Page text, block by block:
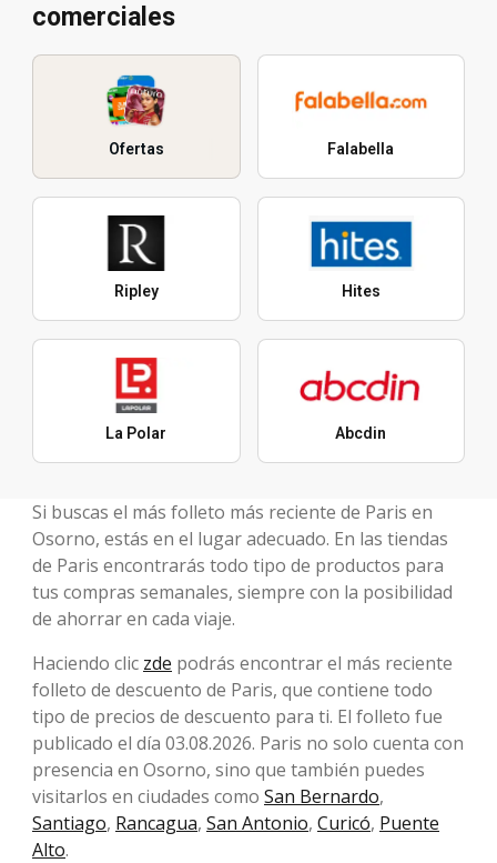
comerciales
Ofertas Falabella
Ripley Hites
La Polar Abcdin
Si buscas el más folleto más reciente de Paris en
Osorno, estás en el lugar adecuado. En las tiendas
de Paris encontrarás todo tipo de productos para
tus compras semanales, siempre con la posibilidad
de ahorrar en cada viaje.
Haciendo clic zde podrás encontrar el más reciente
folleto de descuento de Paris, que contiene todo
tipo de precios de descuento para ti. El folleto fue
publicado el día 03.08.2026. Paris no solo cuenta con
presencia en Osorno, sino que también puedes
visitarlos en ciudades como San Bernardo,
Santiago, Rancagua, San Antonio, Curicó, Puente
Alto.